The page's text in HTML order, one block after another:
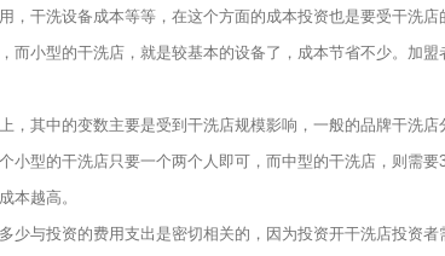
干洗设备成本等等，在这个方面的成本投资也是要受干洗店
而小型的干洗店，就是较基本的设备了，成本节省不少。加
其中的变数主要是受到干洗店规模影响，一般的品牌干洗店
小型的干洗店只要一个两个人即可，而中型的干洗店，则需
本越高。
与投资的费用支出是密切相关的，因为投资开干洗店投资者